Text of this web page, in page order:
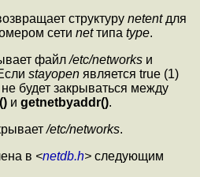
структуру netentдля
сети netтипа type.
файл/etc/networks и
stayopen является true (1)
будет закрываться между
и getnetbyaddr().
/etc/networks.
в <netdb.h> следующим